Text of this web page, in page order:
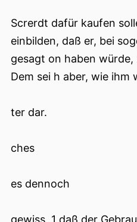
Screrdt dafür kaufen
einbilden, daß er, bei
gesagt on haben
Dem sei h aber, wie ihm
ter dar.
ches
es dennoch
gewiss, 1 daß der